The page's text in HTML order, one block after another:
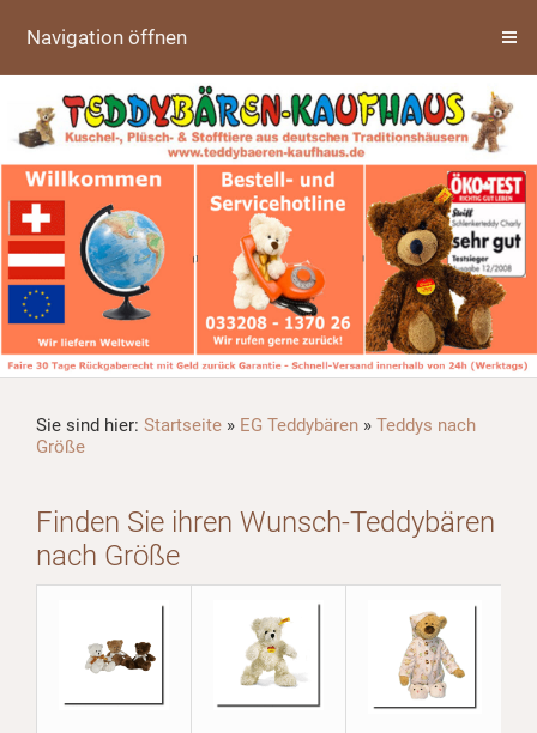
Navigation öffnen
Sie sind hier: Startseite » EG Teddybären » Teddys nach
Größe
Finden Sie ihren Wunsch-Teddybären
nach Größe